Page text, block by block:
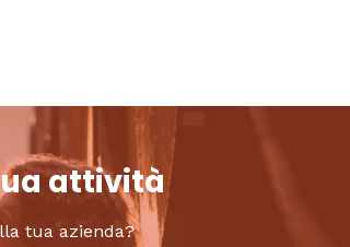
attività
tua azienda?